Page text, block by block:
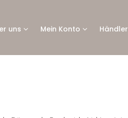
uns Mein Konto Händler